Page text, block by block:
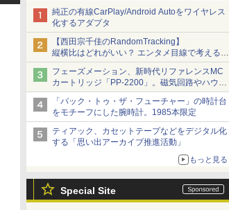
純正の有線CarPlay/Android Autoをワイヤレス
化するアダプタ
【西田宗千佳のRandomTracking】
縦横比はどれがいい？ エンタメ目線で考える、
サムスン新「Galaxy Z Fold」
フェーズメーション、新時代リファレンスMC
カートリッジ「PP-2200」。磁気回路やハウジ
ングを根本から見直し
「バック・トゥ・ザ・フューチャー」の時計台
をモチーフにした腕時計。1985本限定
ティアック、カセットテープなどをデジタル化
する「思い出アーカイブ推進活動」
もっと見る
Special Site